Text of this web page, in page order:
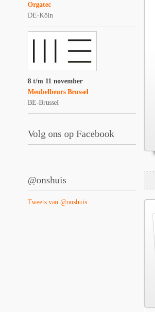
Orgatec
DE-Köln
8 t/m 11 november
Meubelbeurs Brussel
BE-Brussel
Volg ons op Facebook
@onshuis
Tweets van @onshuis